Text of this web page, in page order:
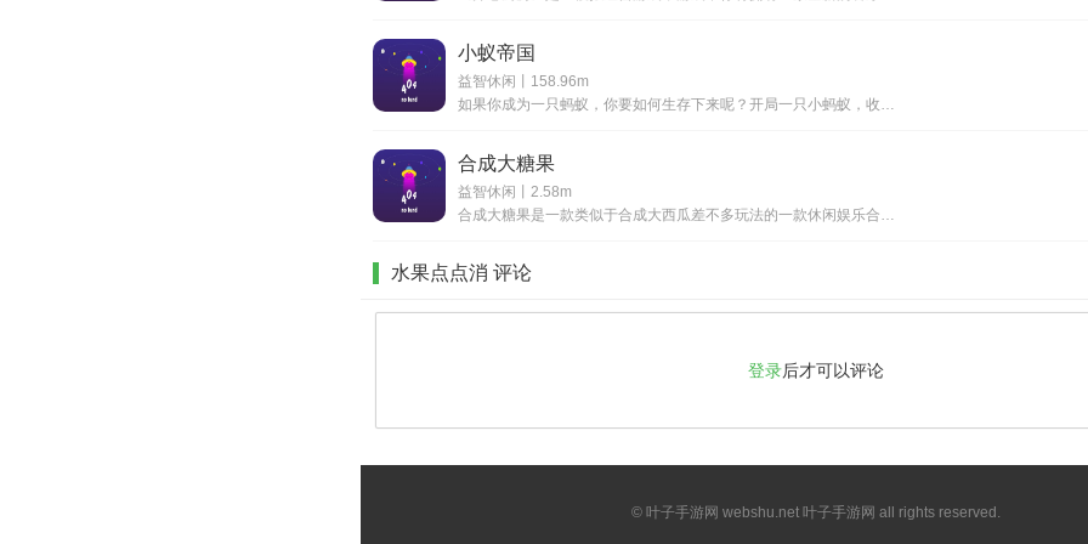
小蚁帝国
益智休闲丨158.96m
如果你成为一只蚂蚁，你要如何生存下来呢？开局一只小蚂蚁，收益全靠蚂蚁搬！你将从一只小小的蚂蚁开始游戏，将道路中的食物搬运回到自己的蚂蚁巢穴中，去召集更多的同伴后，提升蚂蚁同伴的力量与速度等属性，向更高难度的关卡与障碍发起挑战！游戏玩点：1.
合成大糖果
益智休闲丨2.58m
合成大糖果是一款类似于合成大西瓜差不多玩法的一款休闲娱乐合成类的游戏，在这款合成大糖果游戏中，玩家可以享受到很多精彩的玩法和内容，只需要将相同的两个球球糖果撞到一起，就会升级变成一个更大的糖果，感兴趣的玩家还等什么呢，快来下载体验这款好玩的
水果点点消 评论
登录后才可以评论
© 叶子手游网 webshu.net 叶子手游网 all rights reserved.